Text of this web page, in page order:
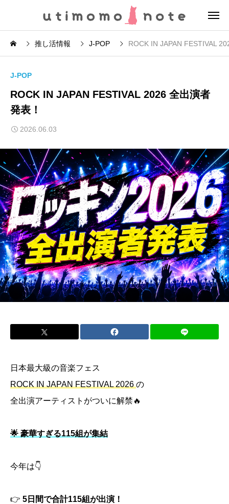
推し活情報 J-POP ROCK IN JAPAN FESTIVAL
J-POP
ROCK IN JAPAN FESTIVAL 2026 全出演者
発表！
2026.06.03
日本最大級の音楽フェス
ROCK IN JAPAN FESTIVAL 2026 の
全出演アーティストがついに解禁🔥
🌟 豪華すぎる115組が集結
今年は👇
👉 5日間で合計115組が出演！